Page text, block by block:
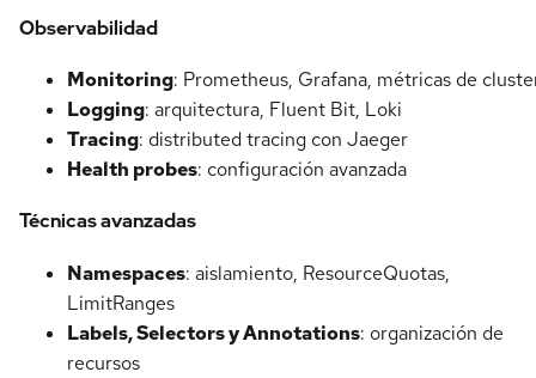
Observabilidad
Monitoring: Prometheus, Grafana, métricas de
Logging: arquitectura, Fluent Bit, Loki
Tracing: distributed tracing con Jaeger
Health probes: configuración avanzada
Técnicas avanzadas
Namespaces: aislamiento, ResourceQuotas,
LimitRanges
Labels, Selectors y Annotations: organización de
recursos